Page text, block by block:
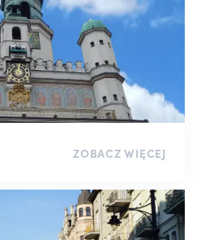
ZOBACZ WIĘCEJ